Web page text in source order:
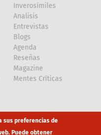
Inverosímiles
Analisis
Entrevistas
Blogs
Agenda
Reseñas
Magazine
Mentes Críticas
sus preferencias de
Puede obtener